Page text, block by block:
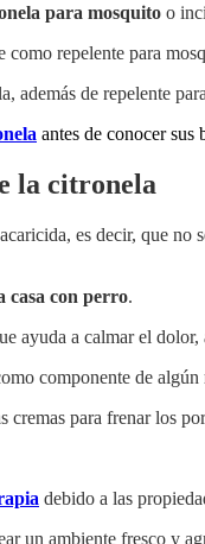
para mosquito o
repelente para
además de repelente
antes de conocer sus
la citronela
es decir, que
casa con perro.
ayuda a calmar el
componente de algún
para frenar los
debido a las
un ambiente fresco y